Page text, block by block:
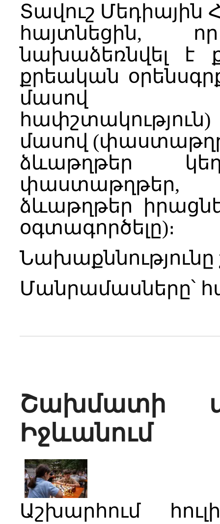
Տավուշ Մեդիային
հայտնեցին,
նախաձեռնվել է
քրեական
մասով
մասով
ձևաթղթեր
փաստաթղթեր,
ձևաթղթեր
օգտագործելը)։
Նախաքննությունը
Մանրամասները՝
Շախմատի
Իջևանում
Աշխարհում